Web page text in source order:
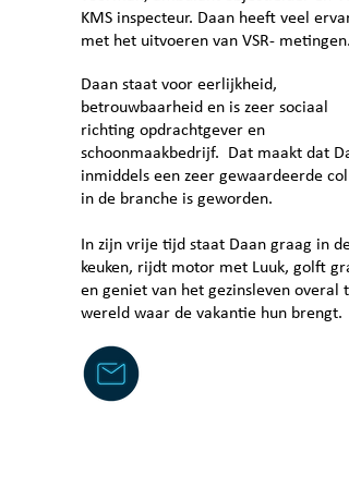
KMS inspecteur. Daan heeft veel
met het uitvoeren van VSR- metingen.
​Daan staat voor eerlijkheid,
betrouwbaarheid en is zeer sociaal
richting opdrachtgever en
schoonmaakbedrijf. Dat maakt dat
inmiddels een zeer gewaardeerde
in de branche is geworden.
In zijn vrije tijd staat Daan graag in de
keuken, rijdt motor met Luuk, golft
en geniet van het gezinsleven overal
wereld waar de vakantie hun brengt.